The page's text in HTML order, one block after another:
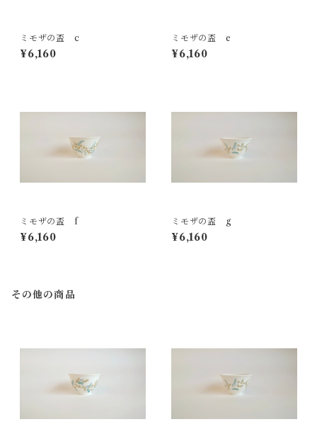
ミモザの盃 c
¥6,160
ミモザの盃 e
¥6,160
ミモザの盃 f
¥6,160
ミモザの盃 g
¥6,160
その他の商品